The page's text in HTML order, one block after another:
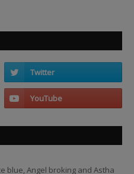
blue, Angel broking and Astha